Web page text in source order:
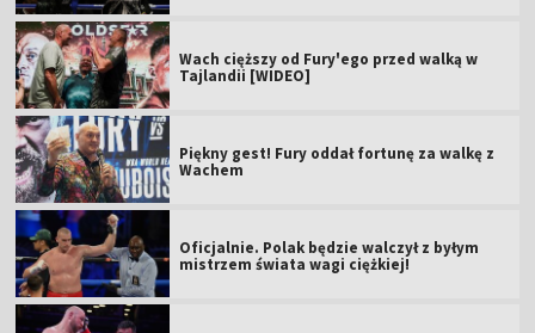
Wach cięższy od Fury'ego przed walką w
Tajlandii [WIDEO]
Piękny gest! Fury oddał fortunę za walkę z
Wachem
Oficjalnie. Polak będzie walczył z byłym
mistrzem świata wagi ciężkiej!